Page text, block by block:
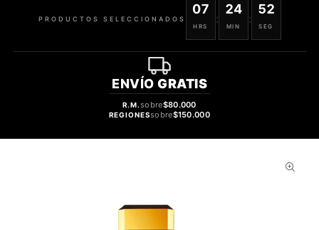
PRODUCTOS SELECCIONADOS
07
HRS
:
24
MIN
:
51
SEG
ENVÍO GRATIS
R.M.sobre$80.000
REGIONESsobre$150.000